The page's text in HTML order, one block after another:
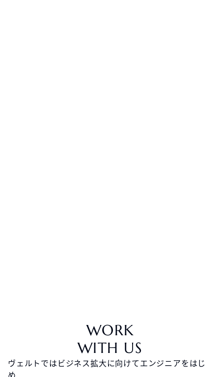
WORK
WITH US
ヴェルトではビジネス拡大に向けてエンジニアをはじ
め